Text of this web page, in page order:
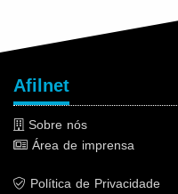
Afilnet
Sobre nós
Área de imprensa
Política de Privacidade